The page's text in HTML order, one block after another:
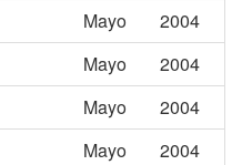
Mayo
2004
Mayo
2004
Mayo
2004
Mayo
2004